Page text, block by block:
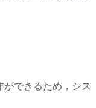
できるため，シス